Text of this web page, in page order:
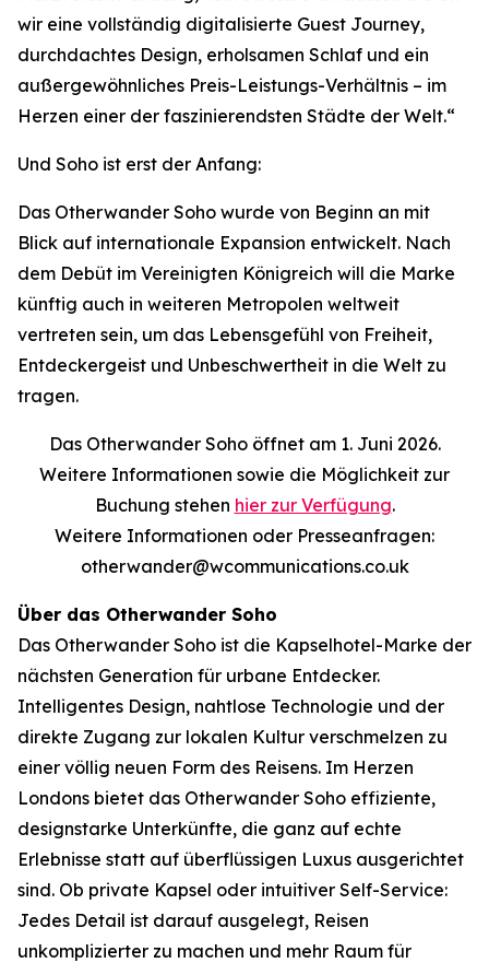
wir eine vollständig digitalisierte Guest Journey,
durchdachtes Design, erholsamen Schlaf und ein
außergewöhnliches Preis-Leistungs-Verhältnis – im
Herzen einer der faszinierendsten Städte der Welt.“
Und Soho ist erst der Anfang:
Das Otherwander Soho wurde von Beginn an mit
Blick auf internationale Expansion entwickelt. Nach
dem Debüt im Vereinigten Königreich will die Marke
künftig auch in weiteren Metropolen weltweit
vertreten sein, um das Lebensgefühl von Freiheit,
Entdeckergeist und Unbeschwertheit in die Welt zu
tragen.
Das Otherwander Soho öffnet am 1. Juni 2026.
Weitere Informationen sowie die Möglichkeit zur
Buchung stehen hier zur Verfügung.
Weitere Informationen oder Presseanfragen:
otherwander@wcommunications.co.uk
Über das Otherwander Soho
Das Otherwander Soho ist die Kapselhotel-Marke der
nächsten Generation für urbane Entdecker.
Intelligentes Design, nahtlose Technologie und der
direkte Zugang zur lokalen Kultur verschmelzen zu
einer völlig neuen Form des Reisens. Im Herzen
Londons bietet das Otherwander Soho effiziente,
designstarke Unterkünfte, die ganz auf echte
Erlebnisse statt auf überflüssigen Luxus ausgerichtet
sind. Ob private Kapsel oder intuitiver Self-Service:
Jedes Detail ist darauf ausgelegt, Reisen
unkomplizierter zu machen und mehr Raum für